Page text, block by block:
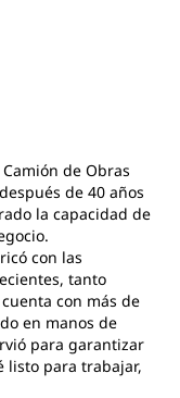
de Obras
de 40 años
la capacidad de
con las
tanto
con más de
en manos de
para garantizar
listo para trabajar,